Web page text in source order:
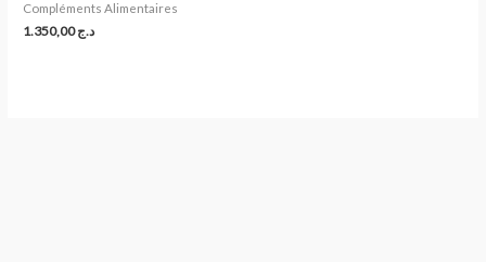
Compléments Alimentaires
د.ج1.350,00